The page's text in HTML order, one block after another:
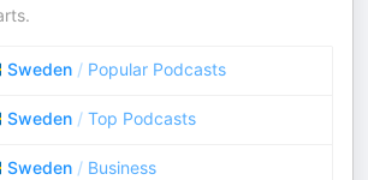
Sweden / Popular Podcasts
Sweden / Top Podcasts
Sweden / Business